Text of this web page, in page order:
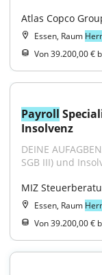
Atlas Copco
Essen, Raum
Von 39.200,00 €
Payroll
Insolvenz
DEINE
SGB III) und
MIZ
Essen, Raum
Von 39.200,00 €